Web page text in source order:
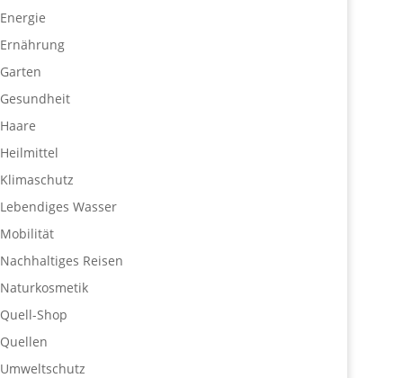
Energie
Ernährung
Garten
Gesundheit
Haare
Heilmittel
Klimaschutz
Lebendiges Wasser
Mobilität
Nachhaltiges Reisen
Naturkosmetik
Quell-Shop
Quellen
Umweltschutz